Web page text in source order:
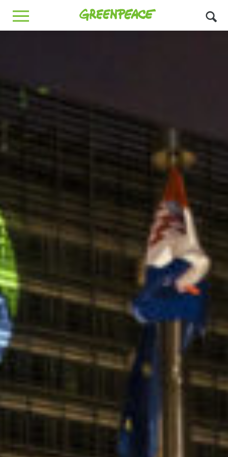
Greenpeace
MENU